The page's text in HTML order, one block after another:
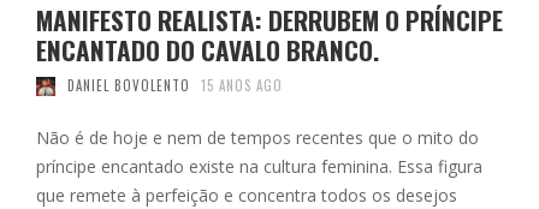
MANIFESTO REALISTA: DERRUBEM O PRÍNCIPE
ENCANTADO DO CAVALO BRANCO.
DANIEL BOVOLENTO 15 ANOS AGO
Não é de hoje e nem de tempos recentes que o mito do
príncipe encantado existe na cultura feminina. Essa figura
que remete à perfeição e concentra todos os desejos